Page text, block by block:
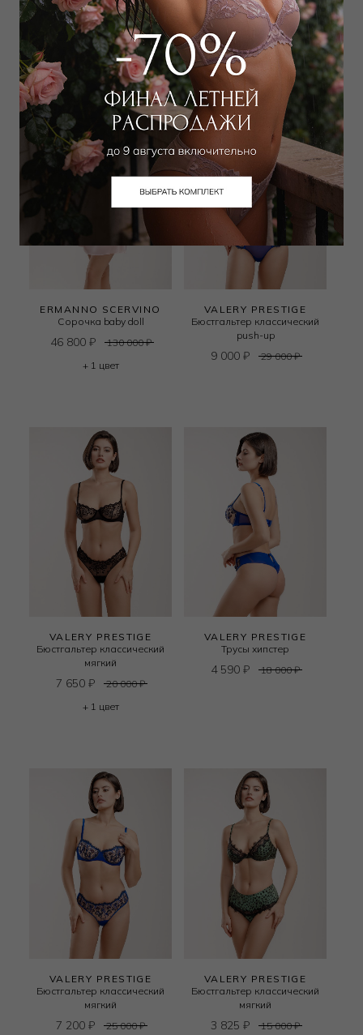
39 150₽ 87 000 ₽
+ 1 цвет
39 780₽ 130 000₽
+ 1 цвет
ERMANNO SCERVINO
Сорочка baby doll
46 800 ₽ 130 000₽
+ 1 цвет
VALERY PRESTIGE
Бюстгальтер классический
push-up
9 000 ₽ 29 000₽
VALERY PRESTIGE
Бюстгальтер классический
мягкий
7 650 ₽ 20 000₽
+ 1 цвет
VALERY PRESTIGE
Трусы хипстер
4 590 ₽ 18 000₽
VALERY PRESTIGE
Бюстгальтер классический
мягкий
7 200 ₽ 25 000₽
VALERY PRESTIGE
Бюстгальтер классический
мягкий
3 825 ₽ 15 000₽